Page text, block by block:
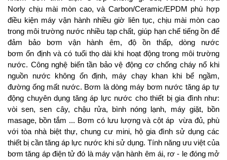
Norly chịu mài mòn cao, và Carbon/Ceramic/EPDM phù hợp
điều kiện máy vận hành nhiều giờ liên tục, chịu mài mòn cao
trong môi trường nước nhiều tạp chất, giúp hạn chế tiếng ồn để
đảm bảo bơm vận hành êm, độ ồn thấp, dòng nước
bơm ổn định và có tuổi thọ dài khi hoạt động trong môi trường
nước. Công nghệ biến tần bảo vệ động cơ chống cháy nổ khi
nguồn nước không ổn định, máy chạy khan khi bể ngầm,
đường ống mất nước. Bơm là dòng máy bơm nước tăng áp tự
động chuyên dụng tăng áp lực nước cho thiết bị gia đình như:
vòi sen, sen cây, chậu rửa, bình nóng lạnh, máy giặt, bồn
masage, bồn tắm ... Bơm có lưu lượng và cột áp vừa đủ, phù
với tòa nhà biệt thự, chung cư mini, hộ gia đình sử dụng các
thiết bị cần tăng áp lực nước khi sử dụng. Tính năng ưu việt của
bơm tăng áp điện tử đó là máy vận hành êm ái, rơ - le đóng mở